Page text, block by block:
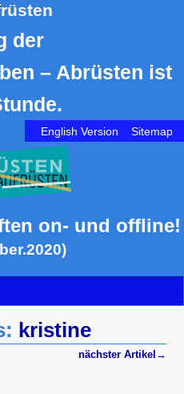
der
– Abrüsten ist
English Version Sitemap
on- und offline!
kristine
nächster Artikel →